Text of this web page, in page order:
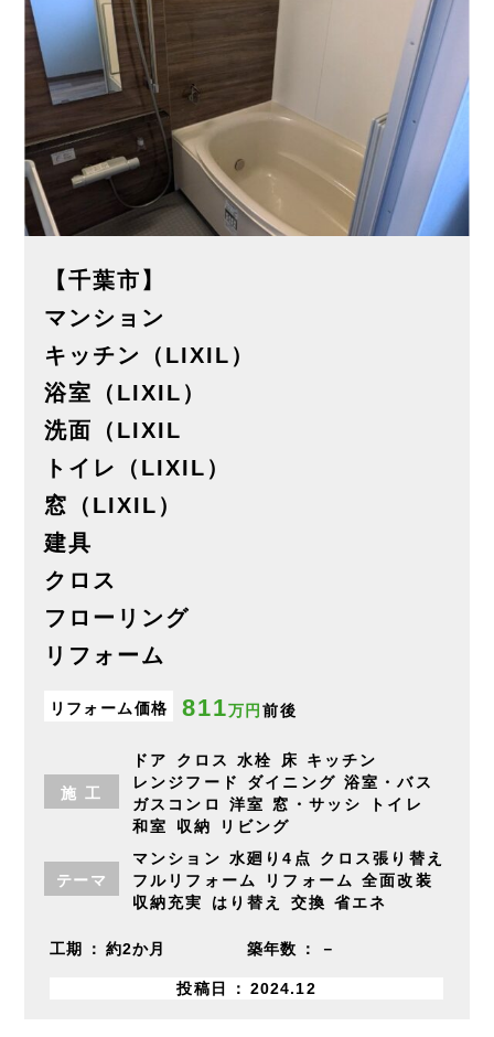
【千葉市】
マンション
キッチン（LIXIL）
浴室（LIXIL）
洗面（LIXIL
トイレ（LIXIL）
窓（LIXIL）
建具
クロス
フローリング
リフォーム
リフォーム価格 811万円 前後
施工
ドア クロス 水栓 床
キッチン
レンジフード
ダイニング 浴室・バス
ガスコンロ
洋室 窓・サッシ
トイレ
和室
収納 リビング
テーマ
マンション 水廻り4点
クロス張り替え
フルリフォーム
リフォーム
全面改装
収納充実
はり替え 交換 省エネ
工期 約2か月 築年数 －
投稿日 2024.12